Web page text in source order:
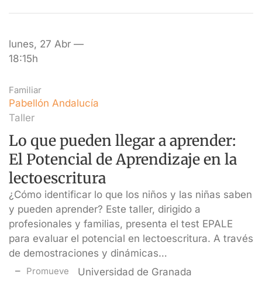
lunes, 27 Abr —
18:15h
Familiar
Pabellón Andalucía
Taller
Lo que pueden llegar a aprender:
El Potencial de Aprendizaje en la
lectoescritura
¿Cómo identificar lo que los niños y las niñas saben
y pueden aprender? Este taller, dirigido a
profesionales y familias, presenta el test EPALE
para evaluar el potencial en lectoescritura. A través
de demostraciones y dinámicas…
Promueve Universidad de Granada